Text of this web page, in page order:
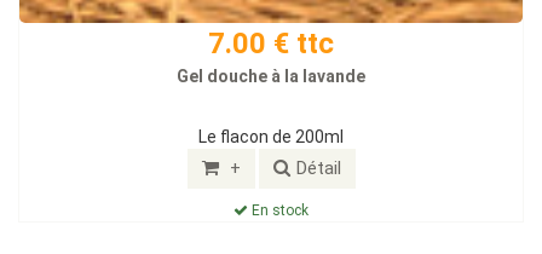
7.00 € ttc
Gel douche à la lavande
Le flacon de 200ml
+ Détail
En stock